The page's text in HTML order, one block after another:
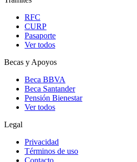
RFC
CURP
Pasaporte
Ver todos
Becas y Apoyos
Beca BBVA
Beca Santander
Pensión Bienestar
Ver todos
Legal
Privacidad
Términos de uso
Contacto